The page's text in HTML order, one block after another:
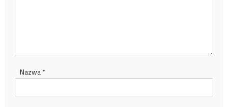
Nazwa*